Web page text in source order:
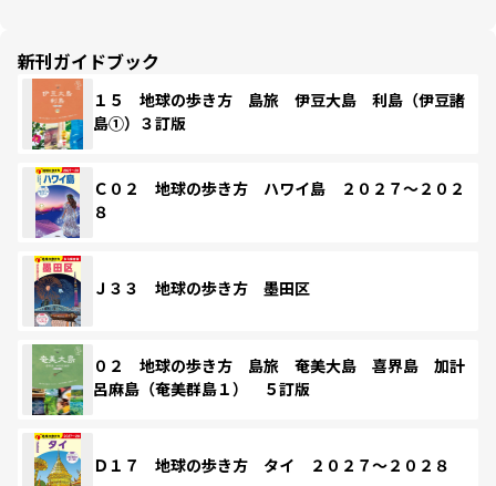
新刊ガイドブック
１５ 地球の歩き方 島旅 伊豆大島 利島（伊豆諸
島①）３訂版
Ｃ０２ 地球の歩き方 ハワイ島 ２０２７～２０２
８
Ｊ３３ 地球の歩き方 墨田区
０２ 地球の歩き方 島旅 奄美大島 喜界島 加計
呂麻島（奄美群島１） ５訂版
Ｄ１７ 地球の歩き方 タイ ２０２７～２０２８